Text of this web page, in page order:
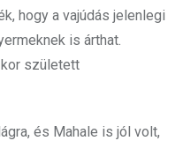
hogy a vajúdás jelenlegi
is árthat.
kor született
és Mahale is jól volt,